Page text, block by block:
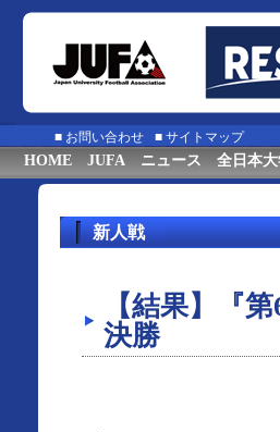
■ お問い合わせ ■ サイトマップ
HOME JUFA ニュース 全日本
新人戦
【結果】『
決勝